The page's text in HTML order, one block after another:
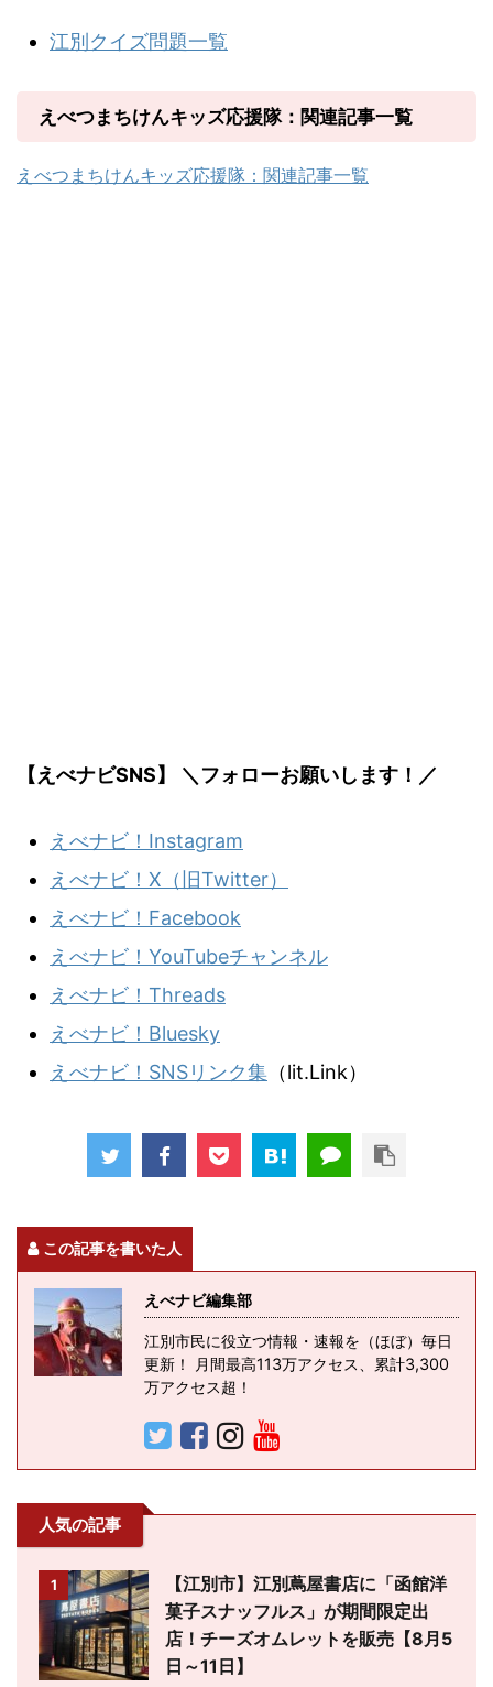
江別クイズ問題一覧
えべつまちけんキッズ応援隊：関連記事一覧
えべつまちけんキッズ応援隊：関連記事一覧
【えべナビSNS】 ＼フォローお願いします！／
えべナビ！Instagram
えべナビ！X（旧Twitter）
えべナビ！Facebook
えべナビ！YouTubeチャンネル
えべナビ！Threads
えべナビ！Bluesky
えべナビ！SNSリンク集 （lit.Link）
この記事を書いた人
えべナビ編集部
江別市民に役立つ情報・速報を（ほぼ）毎日
更新！ 月間最高113万アクセス、累計3,300
万アクセス超！
人気の記事
1
【江別市】江別蔦屋書店に「函館洋
菓子スナッフルス」が期間限定出
店！チーズオムレットを販売【8月5
日～11日】